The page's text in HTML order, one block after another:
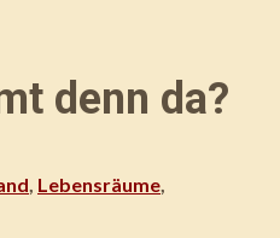
denn da?
, Lebensräume,